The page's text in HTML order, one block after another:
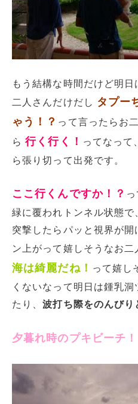
もう結構な時間だけど明
二人さんだけだし タプー
ゃう！？ って言ったらお
ら行く行く！ ってなって
ら張り切って出発です。
ここ行くんですか！？
緑に覆われトンネル状態
突撃したらパッと視界が
ン上がって嬉しそうなお二
海は綺麗だね！ って嬉し
くないなって明日は鍾乳
たり、波打ち際をのんびり
夕暮れ時のプキビーチ！